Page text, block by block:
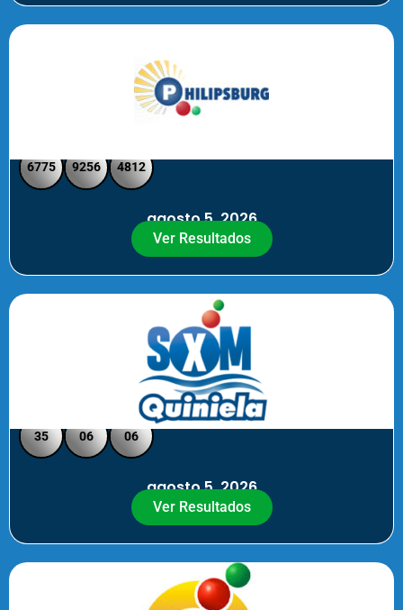
6775 9256 4812
agosto 5, 2026
Ver Resultados
Quiniela SXM - Noche
35 06 06
agosto 5, 2026
Ver Resultados